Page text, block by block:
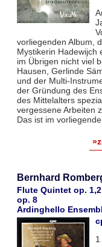
vorliegenden Album,
Mystikerin Hadewijch
im Übrigen nicht viel
Hausen, Gerlinde
und der Multi-
der Gründung des
des Mittelalters
vergessene Arbeiten
Das ist im
Bernhard
Flute Quintet op.
op. 8
Ardinghello
1